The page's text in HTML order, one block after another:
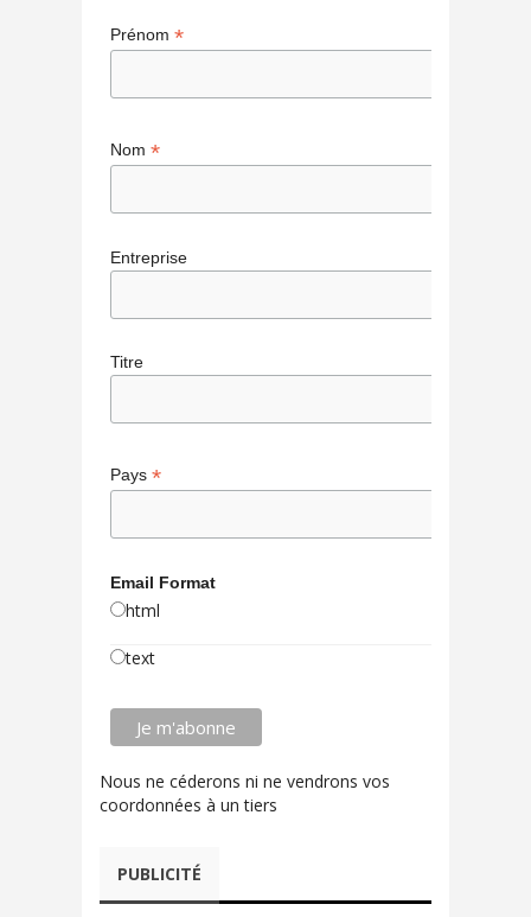
Prénom *
Nom *
Entreprise
Titre
Pays *
Email Format
html
text
Nous ne céderons ni ne vendrons vos
coordonnées à un tiers
PUBLICITÉ